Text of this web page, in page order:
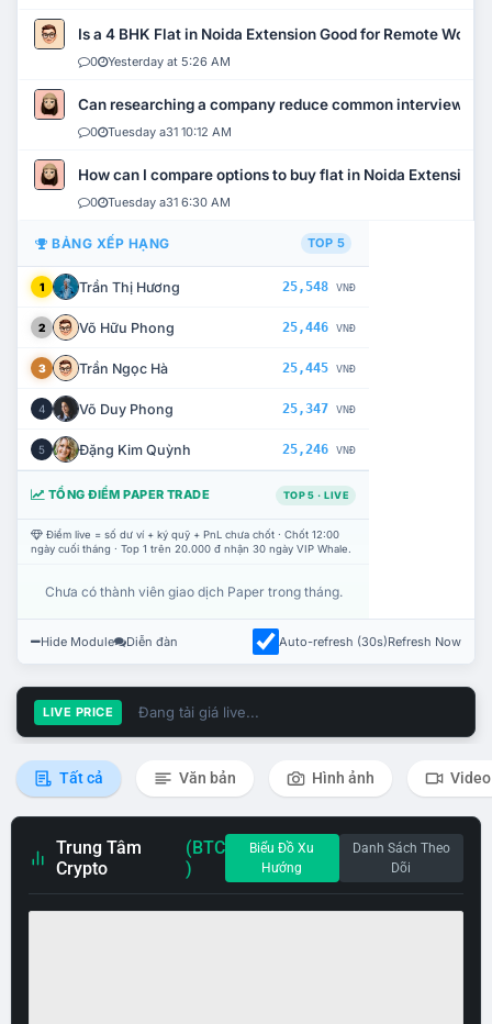
Is a 4 BHK Flat in Noida Extension Good for Remote Work?
0 Yesterday at 5:26 AM
Can researching a company reduce common interview
0 Tuesday a31 10:12 AM
How can I compare options to buy flat in Noida Extension?
0 Tuesday a31 6:30 AM
BẢNG XẾP HẠNG TOP 5
1 Trần Thị Hương 25,548 VNĐ
2 Võ Hữu Phong 25,446 VNĐ
3 Trần Ngọc Hà 25,445 VNĐ
4 Võ Duy Phong 25,347 VNĐ
5 Đặng Kim Quỳnh 25,246 VNĐ
TỔNG ĐIỂM PAPER TRADE TOP 5 · LIVE
Điểm live = số dư ví + ký quỹ + PnL chưa chốt · Chốt 12:00
ngày cuối tháng · Top 1 trên 20.000 đ nhận 30 ngày VIP Whale.
Chưa có thành viên giao dịch Paper trong tháng.
Hide Module Diễn đàn Auto-refresh (30s)Refresh Now
LIVE PRICE Đang tải giá live...
Tất cả Văn bản Hình ảnh Video
Trung Tâm
Crypto
(BTC
)
Biểu Đồ Xu
Hướng
Danh Sách Theo
Dõi